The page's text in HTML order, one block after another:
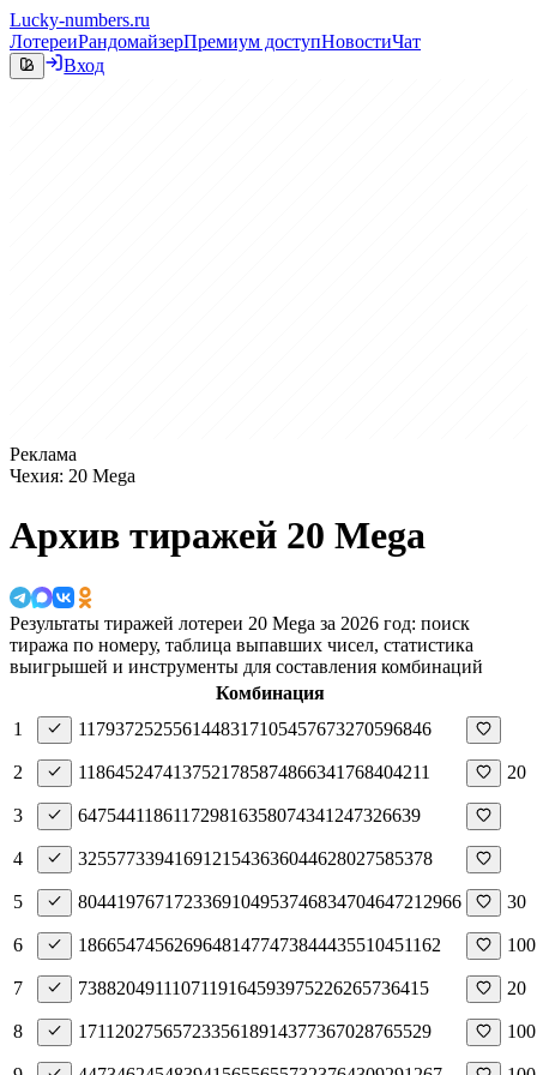
Lucky-numbers.ru
ЛотереиРандомайзерПремиум доступНовостиЧат
Вход
Реклама
Чехия: 20 Mega
Архив тиражей 20 Mega
Результаты тиражей лотереи 20 Mega за 2026 год: поиск
тиража по номеру, таблица выпавших чисел, статистика
выигрышей и инструменты для составления комбинаций
Комбинация
1
11 7937252556144831 7105457673270596846
2 1186452474137521 785874866341768404211 20
3 647544118611729816358074341247326639
4 3255773394169121543636044628027585378
5 8044197671 72336910495374683470464721 2966 30
6 18665474562696481477473844435510451162 100
7 7388204911107119164593975226265736415 20
8 1711 202756572335618914377367028765529 100